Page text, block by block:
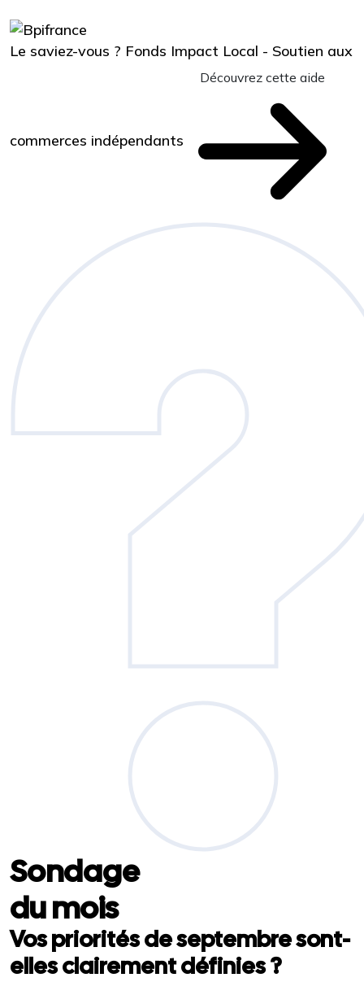
Le saviez-vous ? Fonds Impact Local - Soutien aux
commerces indépendants
Découvrez cette aide
Sondage
du mois
Vos priorités de septembre sont-
elles clairement définies ?